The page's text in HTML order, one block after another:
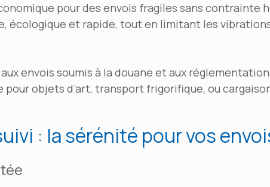
pour des envois fragiles sans contrainte
écologique et rapide, tout en limitant les
envois soumis à la douane et aux
pour objets d’art, transport frigorifique, ou
: la sérénité pour vos